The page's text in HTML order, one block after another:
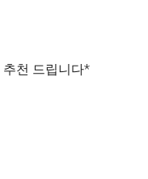
천 드립니다*